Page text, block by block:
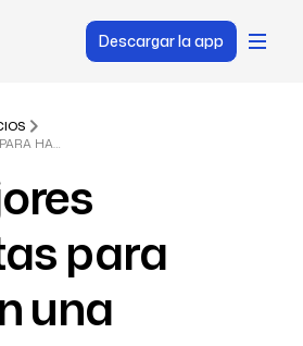
Descargar la app
LAS MEJORES PREGUNTAS PARA HACER EN UNA ENCUESTA DE COMENTARIOS SOBRE REUNIONES
para
una